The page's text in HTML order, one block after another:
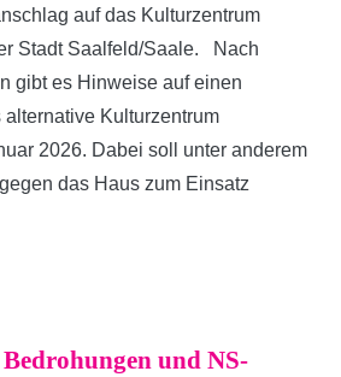
auf das Kulturzentrum
Stadt Saalfeld/Saale. Nach
gibt es Hinweise auf einen
Kulturzentrum
2026. Dabei soll unter anderem
das Haus zum Einsatz
und NS-